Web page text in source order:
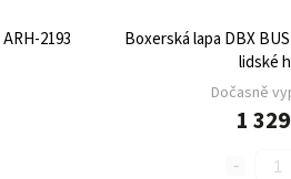
2193
Boxerská lapa DBX
lidské
Dočasně
1